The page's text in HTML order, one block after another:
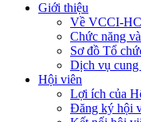
Giới thiệu
Về VCCI-
Chức năng
Sơ đồ Tổ
Dịch vụ cung
Hội viên
Lợi ích của
Đăng ký hội